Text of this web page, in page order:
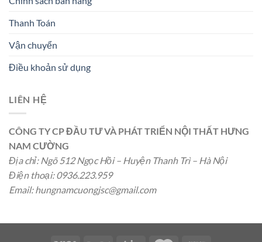
Thanh Toán
Vận chuyển
Điều khoản sử dụng
LIÊN HỆ
CÔNG TY CP ĐẦU TƯ VÀ PHÁT TRIỂN NỘI THẤT HƯNG
NAM CƯỜNG
Địa chỉ: Ngõ 512 Ngọc Hồi – Huyện Thanh Trì – Hà Nội
Điện thoại: 0936.223.959
Email:hungnamcuongjsc@gmail.com